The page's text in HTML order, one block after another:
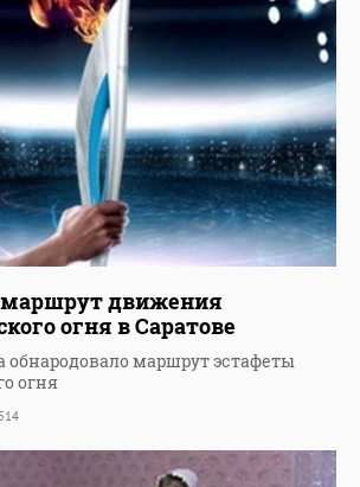
маршрут движения
огня в Саратове
обнародовало маршрут эстафеты
огня